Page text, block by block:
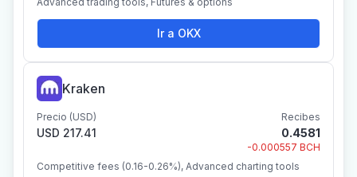
Ir a OKX
Kraken
Precio (USD)
USD 217.41
Recibes
0.4581
-0.000557 BCH
Competitive fees (0.16-0.26%), Advanced charting tools